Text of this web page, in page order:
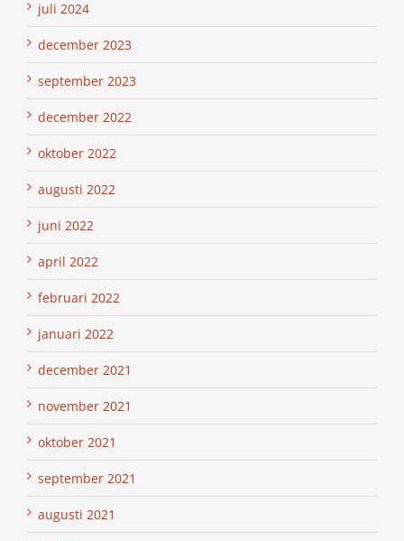
juli 2024
december 2023
september 2023
december 2022
oktober 2022
augusti 2022
juni 2022
april 2022
februari 2022
januari 2022
december 2021
november 2021
oktober 2021
september 2021
augusti 2021